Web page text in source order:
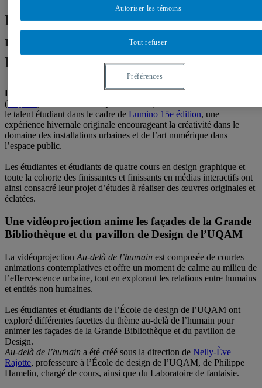
La créativité étudiante de l’UQAM
mise en valeur dans le cadre de
Lumino 15e édition
Le 21 janvier 2025 ─
L’Université du Québec à Montréal
(
le talent étudiant dans le cadre de Lumino 15e édition, une
expérience hivernale originale encourageant la créativité dans le
domaine des installations urbaines et de l’art numérique dans
l’espace public.
Les étudiantes et étudiants de quatre cours en design graphique et
toute la cohorte des finissantes et finissants en médias interactifs ont
ainsi consacré leur projet d’études à réaliser des œuvres originales et
éclatées.
Une vidéoprojection anime les façades de la Grande
Bibliothèque et du pavillon de Design de l’UQAM
La vidéoprojection Au-delà de l’humain est composée de courtes
animations contemplatives et offre un moment de calme au milieu de
l’effervescence urbaine, tout en explorant les relations entre humains
et entités non humaines.
Les étudiantes et étudiants de l’École de design de l’UQAM ont
exploré différentes facettes du thème au-delà de l’humain pour
animer les façades de la Grande Bibliothèque et du pavillon de
Design.
Au-delà de l’humain a été créé sous la direction de Nelly-Ève
Rajotte, professeure à l’École de design de l’UQAM, de Philippe
Hamelin, chargé de cours, ainsi que du Laboratoire de fantaisie.
Tout refuser
Autoriser les témoins
Préférences